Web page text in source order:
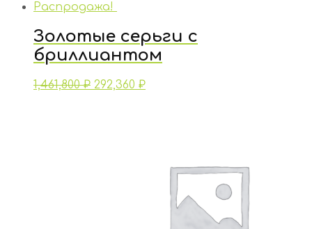
Распродажа!
Золотые серьги с
бриллиантом
1,461,800₽ 292,360 ₽